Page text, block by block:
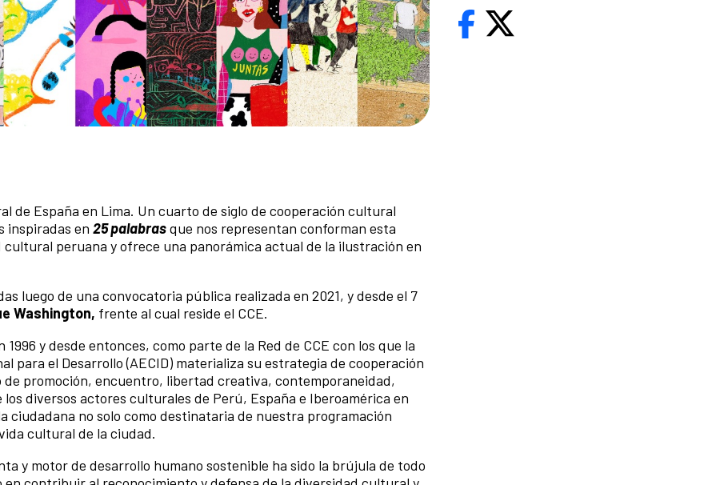
de España en Lima. Un cuarto de siglo de cooperación cultural
inspiradas en 25 palabrasque nos representan conforman esta
peruana y ofrece una panorámica actual de la ilustración en
luego de una convocatoria pública realizada en 2021, y desde el 7
Washington, frente al cual reside el CCE.
y desde entonces, como parte de la Red de CCE con los que la
para el Desarrollo (AECID) materializa su estrategia de cooperación
promoción, encuentro, libertad creativa, contemporaneidad,
diversos actores culturales de Perú, España e Iberoamérica en
ciudadana no solo como destinataria de nuestra programación
cultural de la ciudad.
y motor de desarrollo humano sostenible ha sido la brújula de todo